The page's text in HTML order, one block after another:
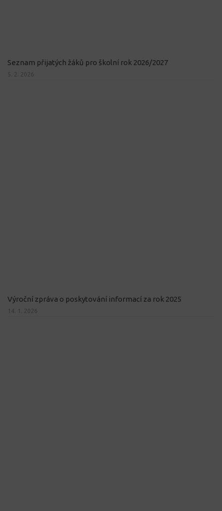
Seznam přijatých žáků pro školní rok 2026/2027
5. 2. 2026
Výroční zpráva o poskytování informací za rok 2025
14. 1. 2026